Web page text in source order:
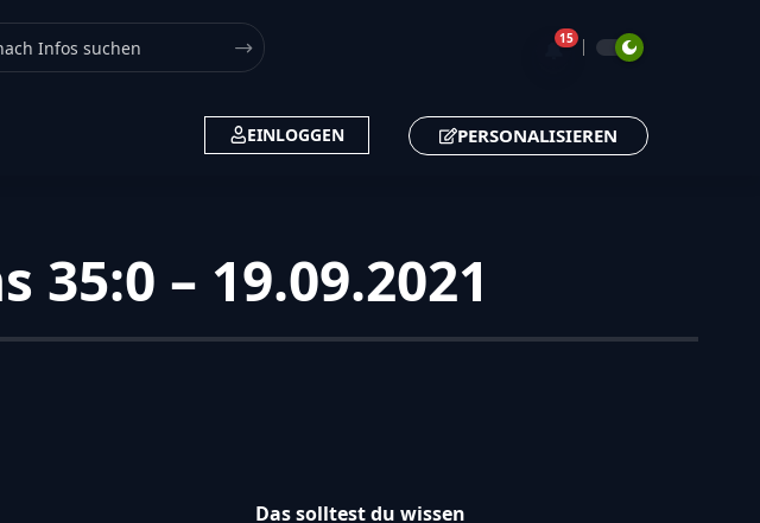
🔔15
EINLOGGEN PERSONALISIEREN
– 19.09.2021
Das solltest du wissen